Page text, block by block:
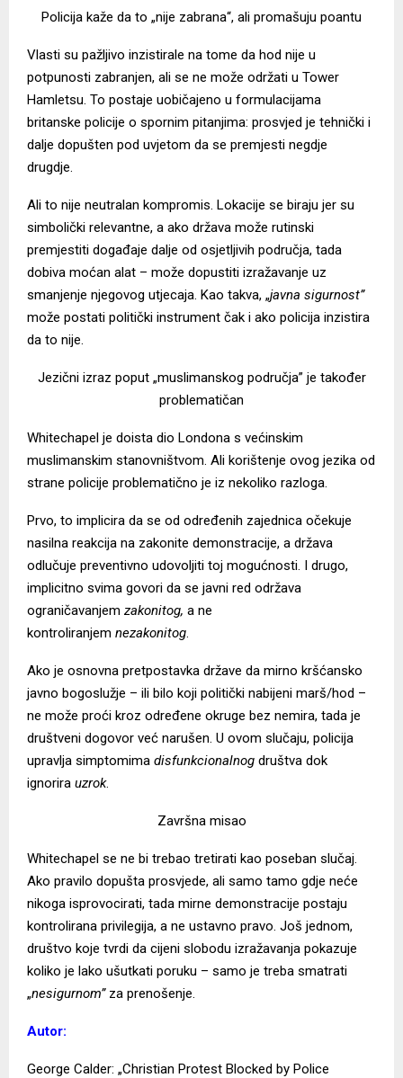
Policija kaže da to „nije zabrana“, ali promašuju poantu
Vlasti su pažljivo inzistirale na tome da hod nije u
potpunosti zabranjen, ali se ne može održati u Tower
Hamletsu. To postaje uobičajeno u formulacijama
britanske policije o spornim pitanjima: prosvjed je tehnički i
dalje dopušten pod uvjetom da se premjesti negdje
drugdje.
Ali to nije neutralan kompromis. Lokacije se biraju jer su
simbolički relevantne, a ako država može rutinski
premjestiti događaje dalje od osjetljivih područja, tada
dobiva moćan alat – može dopustiti izražavanje uz
smanjenje njegovog utjecaja. Kao takva, „javna sigurnost”
može postati politički instrument čak i ako policija inzistira
da to nije.
Jezični izraz poput „muslimanskog područja” je također
problematičan
Whitechapel je doista dio Londona s većinskim
muslimanskim stanovništvom. Ali korištenje ovog jezika od
strane policije problematično je iz nekoliko razloga.
Prvo, to implicira da se od određenih zajednica očekuje
nasilna reakcija na zakonite demonstracije, a država
odlučuje preventivno udovoljiti toj mogućnosti. I drugo,
implicitno svima govori da se javni red održava
ograničavanjem zakonitog, a ne
kontroliranjem nezakonitog
Ako je osnovna pretpostavka države da mirno kršćansko
javno bogoslužje – ili bilo koji politički nabijeni marš/hod –
ne može proći kroz određene okruge bez nemira, tada je
društveni dogovor već narušen. U ovom slučaju, policija
upravlja simptomima disfunkcionalnog društva dok
ignorira uzrok.
Završna misao
Whitechapel se ne bi trebao tretirati kao poseban slučaj.
Ako pravilo dopušta prosvjede, ali samo tamo gdje neće
nikoga isprovocirati, tada mirne demonstracije postaju
kontrolirana privilegija, a ne ustavno pravo. Još jednom,
društvo koje tvrdi da cijeni slobodu izražavanja pokazuje
koliko je lako ušutkati poruku – samo je treba smatrati
„nesigurnom”za prenošenje.
Autor:
George Calder: „Christian Protest Blocked by Police